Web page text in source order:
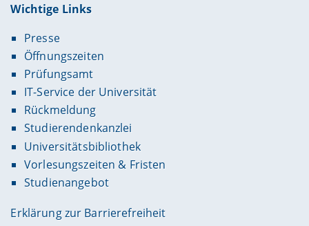
Wichtige Links
Presse
Öffnungszeiten
Prüfungsamt
IT-Service der Universität
Rückmeldung
Studierendenkanzlei
Universitätsbibliothek
Vorlesungszeiten & Fristen
Studienangebot
Erklärung zur Barrierefreiheit